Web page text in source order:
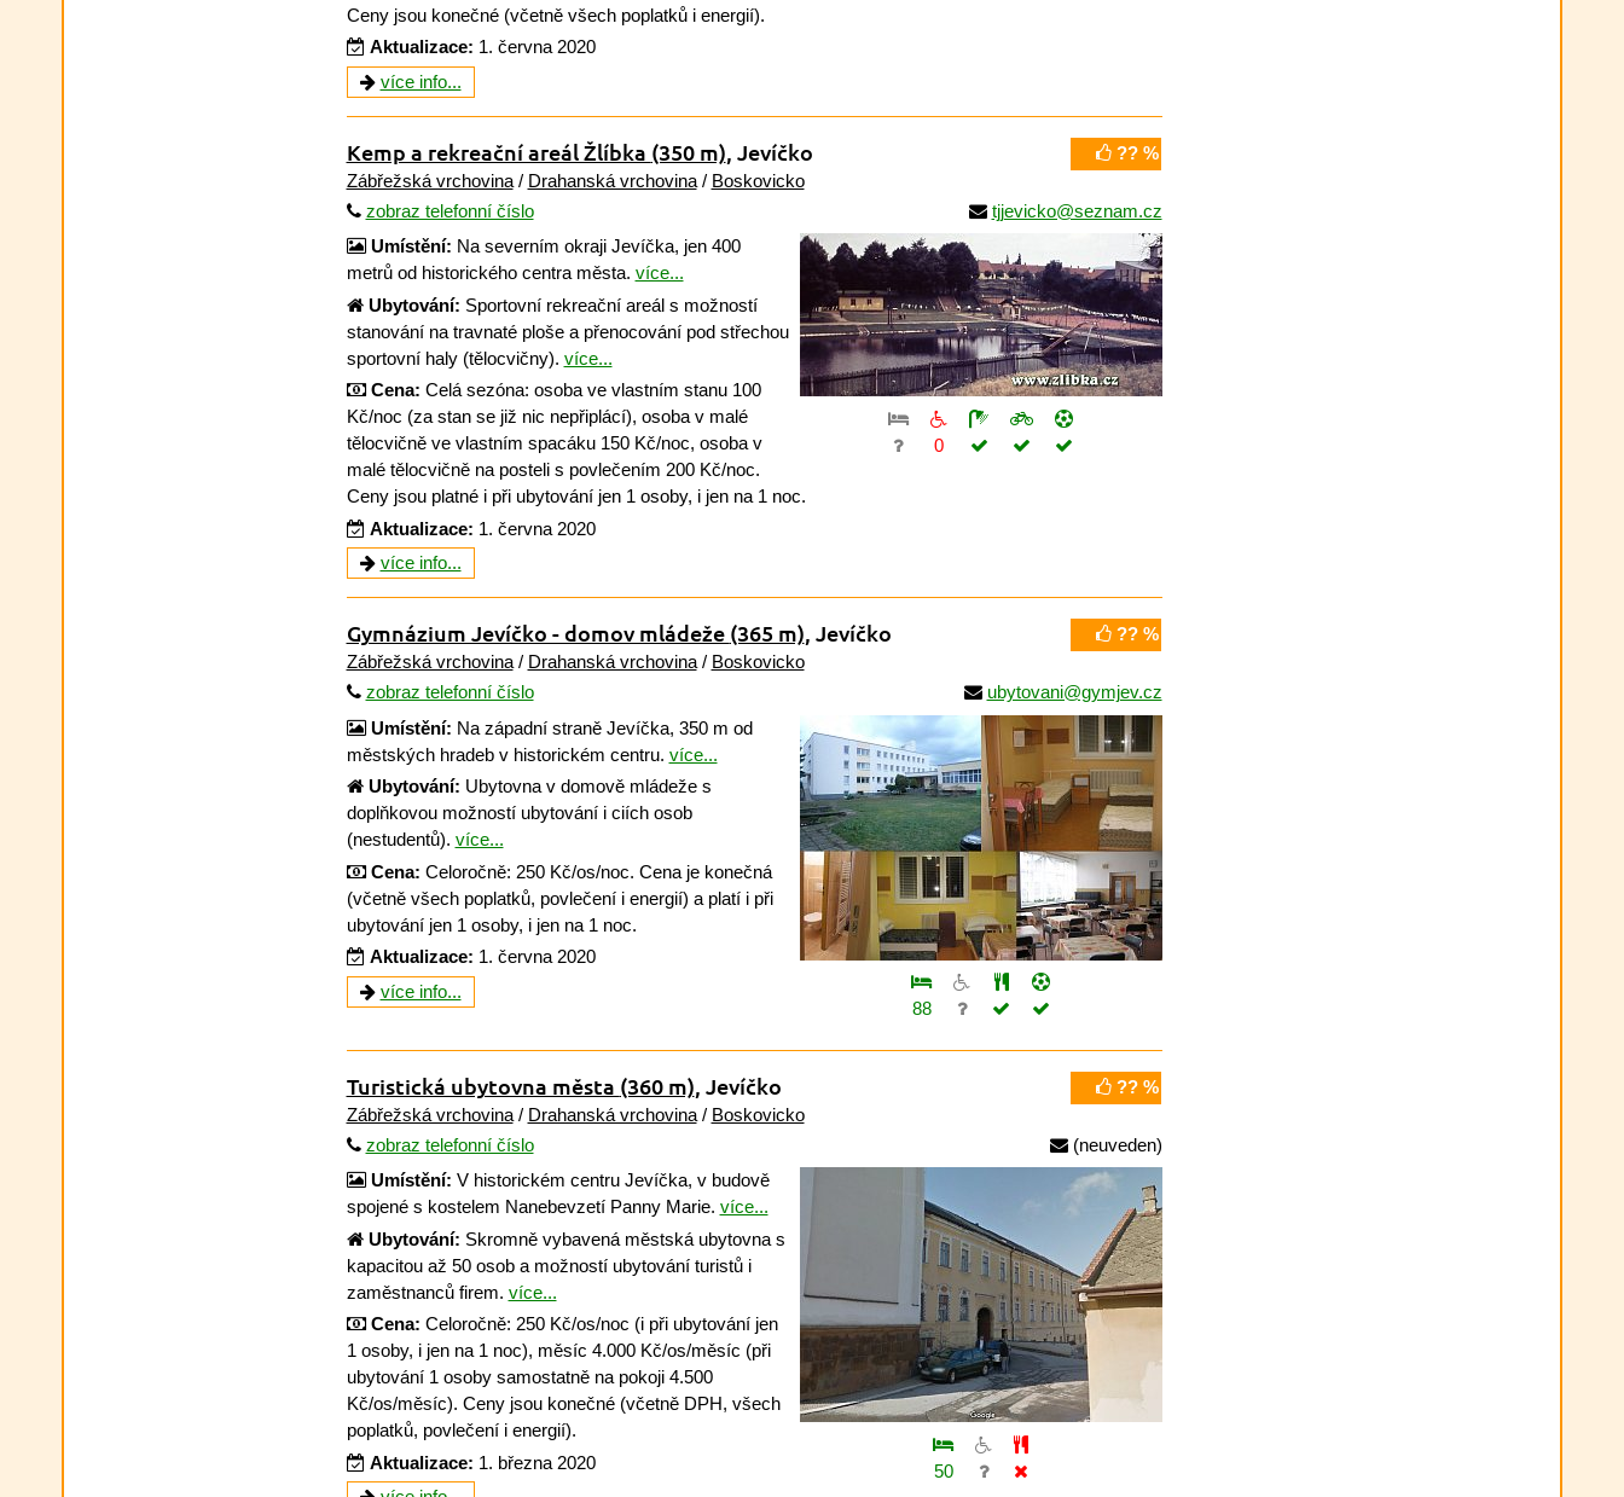
Ceny jsou konečné (včetně všech poplatků i energií).
Aktualizace: 1. června 2020
více info...
?? %
Kemp a rekreační areál Žlíbka (350 m), Jevíčko
Zábřežská vrchovina/ Drahanská vrchovina/ Boskovicko
zobraz telefonní číslo
tjjevicko@seznam.cz
0
Umístění: Na severním okraji Jevíčka, jen 400
metrů od historického centra města. více...
Ubytování: Sportovní rekreační areál s možností
stanování na travnaté ploše a přenocování pod střechou
sportovní haly (tělocvičny). více...
Cena: Celá sezóna: osoba ve vlastním stanu 100
Kč/noc (za stan se již nic nepřiplácí), osoba v malé
tělocvičně ve vlastním spacáku 150 Kč/noc, osoba v
malé tělocvičně na posteli s povlečením 200 Kč/noc.
Ceny jsou platné i při ubytování jen 1 osoby, i jen na 1 noc.
Aktualizace: 1. června 2020
více info...
?? %
Gymnázium Jevíčko - domov mládeže (365 m), Jevíčko
Zábřežská vrchovina/ Drahanská vrchovina/ Boskovicko
zobraz telefonní číslo
ubytovani@gymjev.cz
88
Umístění: Na západní straně Jevíčka, 350 m od
městských hradeb v historickém centru. více...
Ubytování: Ubytovna v domově mládeže s
doplňkovou možností ubytování i ciích osob
(nestudentů). více...
Cena: Celoročně: 250 Kč/os/noc. Cena je konečná
(včetně všech poplatků, povlečení i energií) a platí i při
ubytování jen 1 osoby, i jen na 1 noc.
Aktualizace: 1. června 2020
více info...
?? %
Turistická ubytovna města (360 m), Jevíčko
Zábřežská vrchovina/ Drahanská vrchovina/ Boskovicko
zobraz telefonní číslo
(neuveden)
50
Umístění: V historickém centru Jevíčka, v budově
spojené s kostelem Nanebevzetí Panny Marie. více...
Ubytování: Skromně vybavená městská ubytovna s
kapacitou až 50 osob a možností ubytování turistů i
zaměstnanců firem. více...
Cena: Celoročně: 250 Kč/os/noc (i při ubytování jen
1 osoby, i jen na 1 noc), měsíc 4.000 Kč/os/měsíc (při
ubytování 1 osoby samostatně na pokoji 4.500
Kč/os/měsíc). Ceny jsou konečné (včetně DPH, všech
poplatků, povlečení i energií).
Aktualizace: 1. března 2020